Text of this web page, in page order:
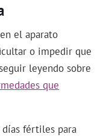
el aparato
o impedir que
leyendo sobre
que
fértiles para